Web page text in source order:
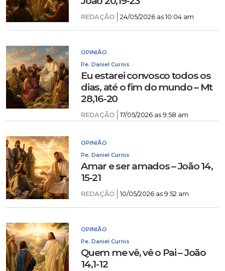
REDAÇÃO 24/05/2026 as 10:04 am
OPINIÃO
Pe. Daniel Curnis
Eu estarei convosco todos os
dias, até o fim do mundo – Mt
28,16-20
REDAÇÃO 17/05/2026 as 9:58 am
OPINIÃO
Pe. Daniel Curnis
Amar e ser amados – João 14,
15-21
REDAÇÃO 10/05/2026 as 9:52 am
OPINIÃO
Pe. Daniel Curnis
Quem me vê, vê o Pai – João
14,1-12